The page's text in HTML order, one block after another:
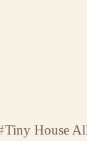
Tiny House